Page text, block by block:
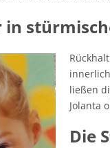
in
ließen
Jolanta
Die